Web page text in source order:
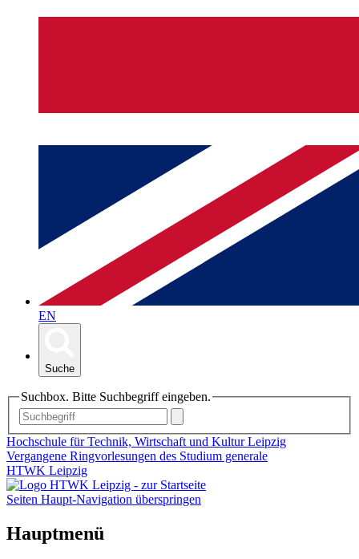
EN
Suche
Suchbox. Bitte Suchbegriff eingeben.
Hochschule für Technik, Wirtschaft und Kultur Leipzig
Vergangene Ringvorlesungen des Studium generale
HTWK Leipzig
Seiten Haupt-Navigation überspringen
Hauptmenü